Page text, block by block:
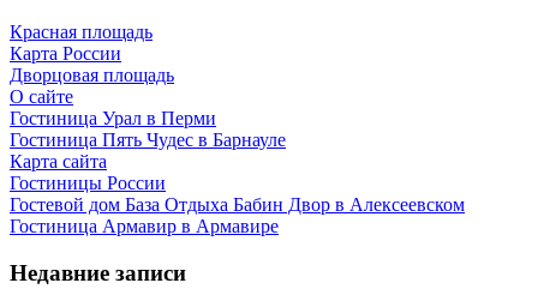
Красная площадь
Карта России
Дворцовая площадь
О сайте
Гостиница Урал в Перми
Гостиница Пять Чудес в Барнауле
Карта сайта
Гостиницы России
Гостевой дом База Отдыха Бабин Двор в Алексеевском
Гостиница Армавир в Армавире
Недавние записи